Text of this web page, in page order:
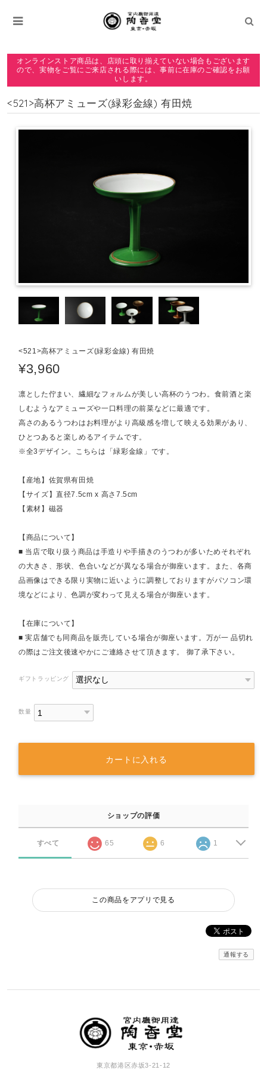
オンラインストア商品は、店頭に取り揃えていない場合もございます
ので、実物をご覧にご来店される際には、事前に在庫のご確認をお願
いします。
<521>高杯アミューズ(緑彩金線) 有田焼
<521>高杯アミューズ(緑彩金線) 有田焼
¥3,960
凛とした佇まい、繊細なフォルムが美しい高杯のうつわ。食前酒と楽
しむようなアミューズや一口料理の前菜などに最適です。
高さのあるうつわはお料理がより高級感を増して映える効果があり、
ひとつあると楽しめるアイテムです。
※全3デザイン。こちらは「緑彩金線」です。
【産地】佐賀県有田焼
【サイズ】直径7.5cm x 高さ7.5cm
【素材】磁器
【商品について】
■ 当店で取り扱う商品は手造りや手描きのうつわが多いためそれぞれ
の大きさ、形状、色合いなどが異なる場合が御座います。また、各商
品画像はできる限り実物に近いように調整しておりますがパソコン環
境などにより、色調が変わって見える場合が御座います。
【在庫について】
■ 実店舗でも同商品を販売している場合が御座います。万が一 品切れ
の際はご注文後速やかにご連絡させて頂きます。 御了承下さい。
ギフトラッピング
数量
カートに入れる
ショップの評価
すべて 65 6 1
この商品をアプリで見る
通報する
東京都港区赤坂3-21-12